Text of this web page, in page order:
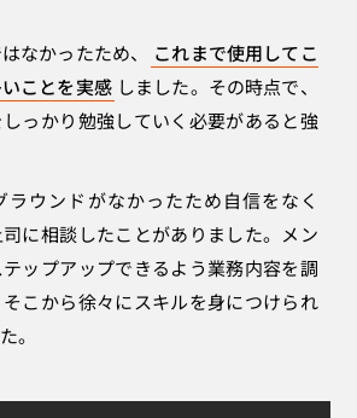
なかったため、
これまで使用してこ
ことを実感 しました。その時点で、
っかり勉強していく必要があると強
ラウンドがなかったため自信をなく
に相談したことがありました。メン
ップアップできるよう業務内容を調
こから徐々にスキルを身につけられ
。